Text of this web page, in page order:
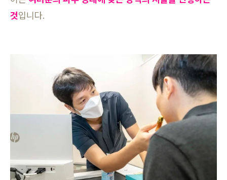
것입니다.